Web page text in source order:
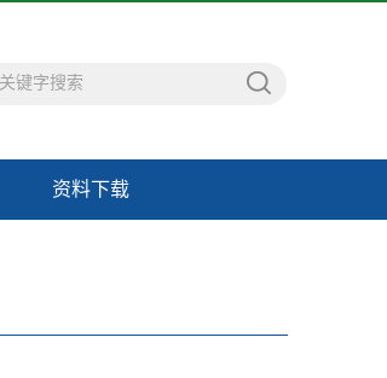
资料下载